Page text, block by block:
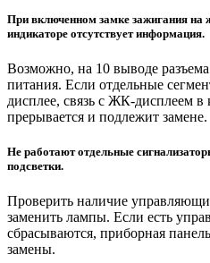
При включенном замке зажигания на
индикаторе отсутствует информация.
Возможно, на 10 выводе
питания. Если отдельные
дисплее, связь с ЖК-дисплеем
прерывается и подлежит замене.
Не работают отдельные
подсветки.
Проверить наличие
заменить лампы. Если есть
сбрасываются, приборная
замены.